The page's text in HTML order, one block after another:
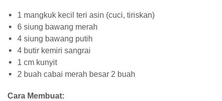
1 mangkuk kecil teri asin (cuci, tiriskan)
6 siung bawang merah
4 siung bawang putih
4 butir kemiri sangrai
1 cm kunyit
2 buah cabai merah besar 2 buah
Cara Membuat: